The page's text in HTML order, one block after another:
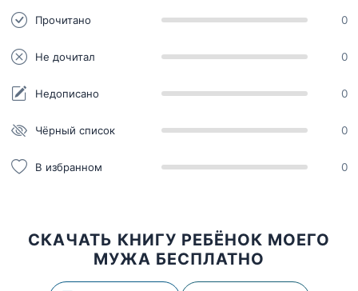
Прочитано 0
Не дочитал 0
Недописано 0
Чёрный список 0
В избранном 0
СКАЧАТЬ КНИГУ РЕБЁНОК МОЕГО
МУЖА БЕСПЛАТНО